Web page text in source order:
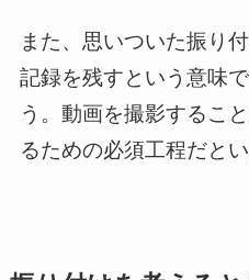
また、思いついた振り
記録を残すという意味
う。動画を撮影するこ
るための必須工程だとい